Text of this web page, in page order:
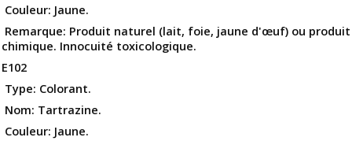
Couleur: Jaune.
Remarque: Produit naturel (lait, foie, jaune d'œuf) ou produit
chimique. Innocuité toxicologique.
E102
Type: Colorant.
Nom: Tartrazine.
Couleur: Jaune.